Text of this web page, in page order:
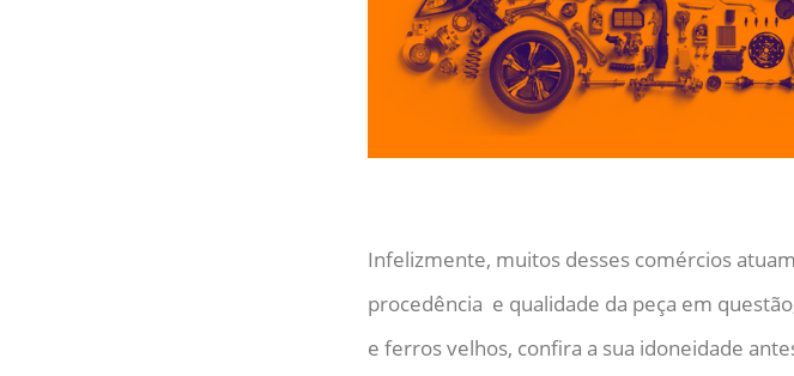
Infelizmente, muitos desses comércios
procedência e qualidade da peça em
e ferros velhos, confira a sua idoneidade